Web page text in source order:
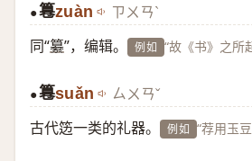
●篹zuàn ㄗㄨㄢˋ
同“纂”，编辑。 例如 “故《书》之所
●篹suǎn ㄙㄨㄢˇ
古代笾一类的礼器。 例如 “荐用玉